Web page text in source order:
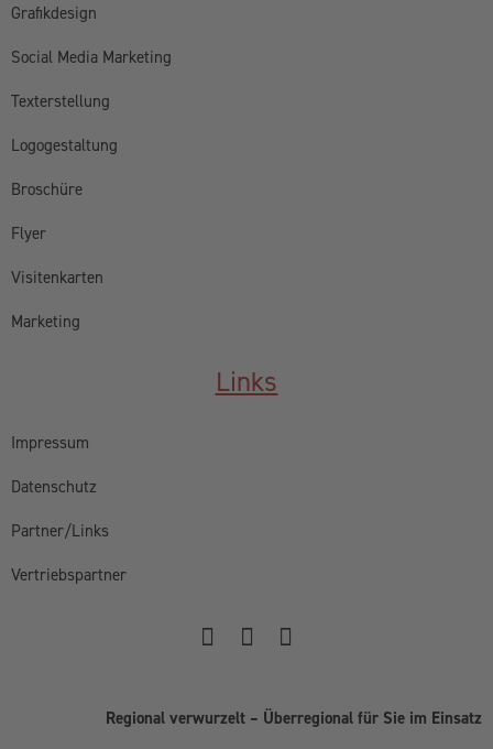
Grafikdesign
Social Media Marketing
Texterstellung
Logogestaltung
Broschüre
Flyer
Visitenkarten
Marketing
Links
Impressum
Datenschutz
Partner/Links
Vertriebspartner
Regional verwurzelt – Überregional für Sie im Einsatz